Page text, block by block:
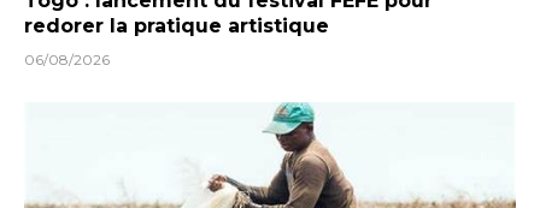
redorer la pratique artistique
06/08/2026